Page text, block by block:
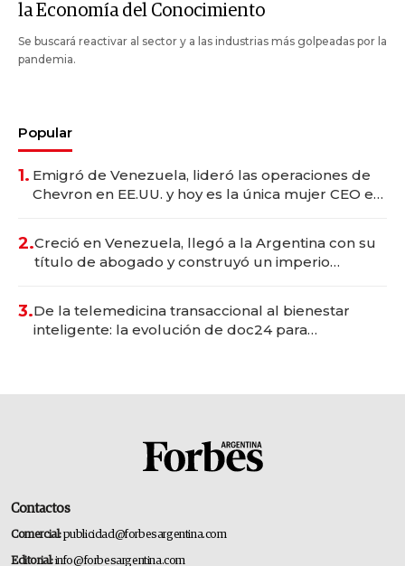
la Economía del Conocimiento
Se buscará reactivar al sector y a las industrias más golpeadas por la
pandemia.
Popular
1. Emigró de Venezuela, lideró las operaciones de
Chevron en EE.UU. y hoy es la única mujer CEO en
2.Creció en Venezuela, llegó a la Argentina con su
título de abogado y construyó un imperio
3.De la telemedicina transaccional al bienestar
inteligente: la evolución de doc24 para
Contactos
Comercial:publicidad@forbesargentina.com
Editorial:info@forbesargentina.com